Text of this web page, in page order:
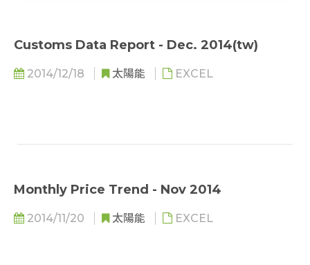
Customs Data Report - Dec. 2014(tw)
2014/12/18 太陽能 EXCEL
Monthly Price Trend - Nov 2014
2014/11/20 太陽能 EXCEL